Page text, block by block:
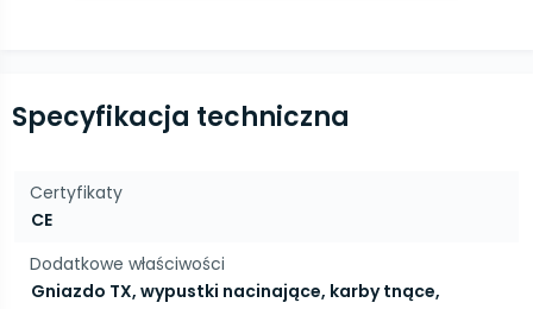
Specyfikacja techniczna
Certyfikaty
CE
Dodatkowe właściwości
Gniazdo TX, wypustki nacinające, karby tnące,